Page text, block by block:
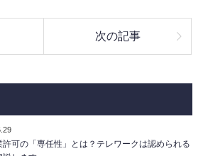
次の記事
許可の「専任性」とは？テレワークは認められる